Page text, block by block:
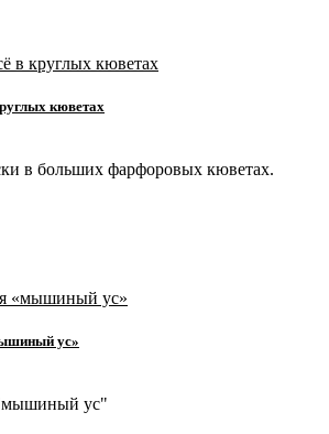
кюветах
в больших фарфоровых кюветах.
ус»
ус"